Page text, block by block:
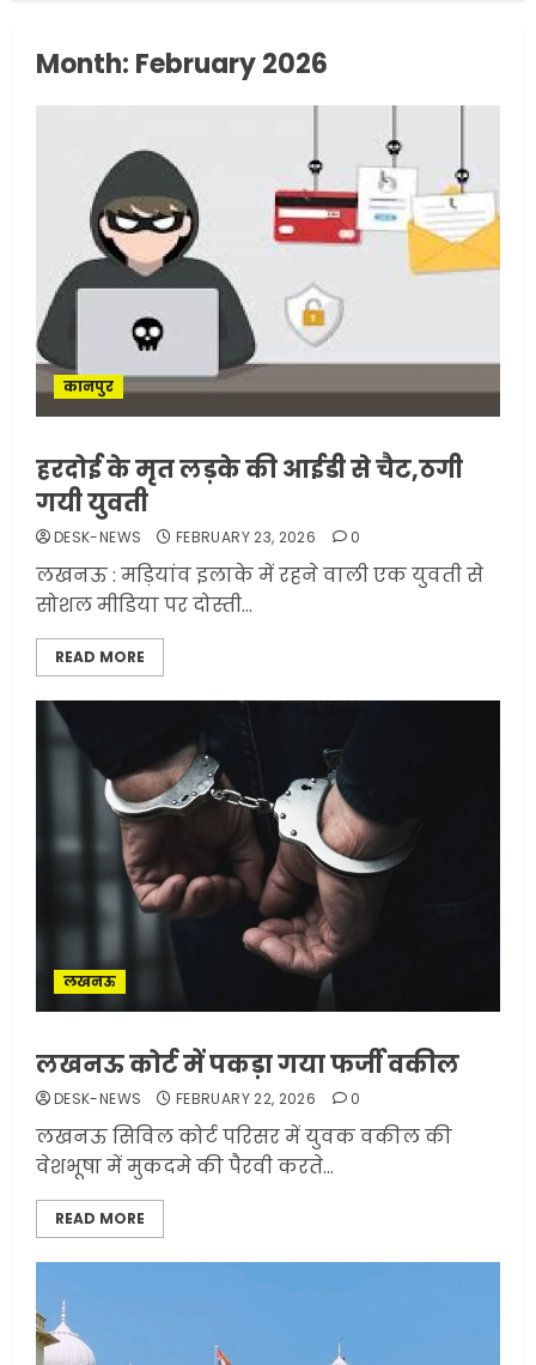
Month: February 2026
कानपुर
हरदोई के मृत लड़के की आईडी से चैट,ठगी
गयी युवती
DESK-NEWS FEBRUARY 23, 2026 0
लखनऊ : मड़ियांव इलाके में रहने वाली एक युवती से
सोशल मीडिया पर दोस्ती...
READ MORE
लखनऊ
लखनऊ कोर्ट में पकड़ा गया फर्जी वकील
DESK-NEWS FEBRUARY 22, 2026 0
लखनऊ सिविल कोर्ट परिसर में युवक वकील की
वेशभूषा में मुकदमे की पैरवी करते...
READ MORE